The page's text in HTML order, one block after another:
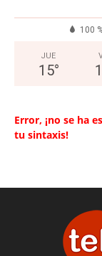
100
JUE
15°
Error, ¡no se ha
tu sintaxis!